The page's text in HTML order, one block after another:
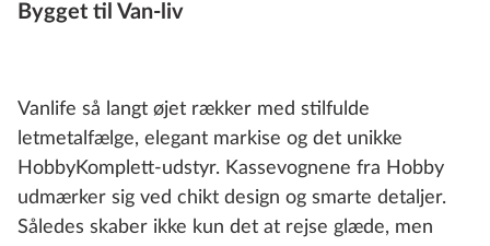
Bygget til Van-liv
Vanlife så langt øjet rækker med stilfulde
letmetalfælge, elegant markise og det unikke
HobbyKomplett-udstyr. Kassevognene fra Hobby
udmærker sig ved chikt design og smarte detaljer.
Således skaber ikke kun det at rejse glæde, men